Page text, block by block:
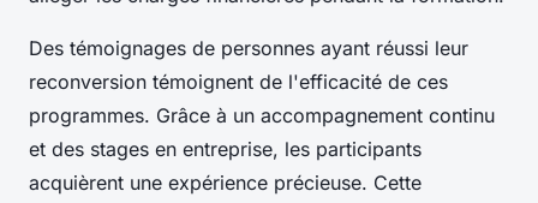
Des témoignages de personnes ayant réussi leur
reconversion témoignent de l'efficacité de ces
programmes. Grâce à un accompagnement continu
et des stages en entreprise, les participants
acquièrent une expérience précieuse. Cette